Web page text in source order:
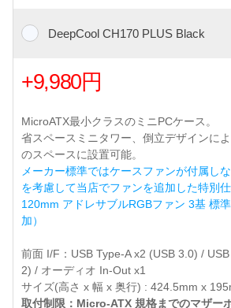
DeepCool CH170 PLUS Black
+9,980円
MicroATX最小クラスのミニPCケース。
省スペースミニタワー、倒立デザインに
のスペースに設置可能。
メーカー標準ではケースファンが付属し
を考慮して当店でファンを追加した特別仕
120mm アドレサブルRGBファン 3基 標
加）
前面 I/F：USB Type-A x2 (USB 3.0) /
2) / オーディオ In-Out x1
サイズ(高さ x 幅 x 奥行) : 424.5mm x
取付制限：Micro-ATX 規格までのマザー